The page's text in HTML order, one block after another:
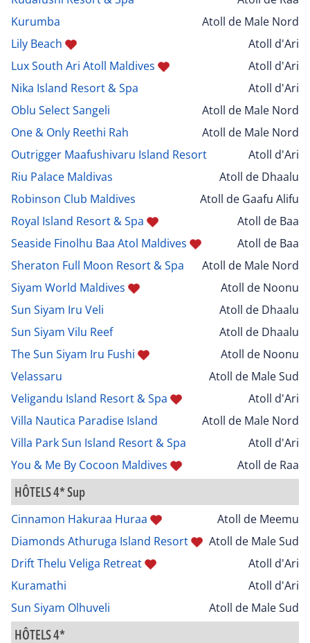
Kurumba
Atoll de Male Nord
Lily Beach
Atoll d'Ari
Lux South Ari Atoll Maldives
Atoll d'Ari
Nika Island Resort & Spa
Atoll d'Ari
Oblu Select Sangeli
Atoll de Male Nord
One & Only Reethi Rah
Atoll de Male Nord
Outrigger Maafushivaru Island Resort
Atoll d'Ari
Riu Palace Maldivas
Atoll de Dhaalu
Robinson Club Maldives
Atoll de Gaafu Alifu
Royal Island Resort & Spa
Atoll de Baa
Seaside Finolhu Baa Atol Maldives
Atoll de Baa
Sheraton Full Moon Resort & Spa
Atoll de Male Nord
Siyam World Maldives
Atoll de Noonu
Sun Siyam Iru Veli
Atoll de Dhaalu
Sun Siyam Vilu Reef
Atoll de Dhaalu
The Sun Siyam Iru Fushi
Atoll de Noonu
Velassaru
Atoll de Male Sud
Veligandu Island Resort & Spa
Atoll d'Ari
Villa Nautica Paradise Island
Atoll de Male Nord
Villa Park Sun Island Resort & Spa
Atoll d'Ari
You & Me By Cocoon Maldives
Atoll de Raa
HÔTELS 4* Sup
Cinnamon Hakuraa Huraa
Atoll de Meemu
Diamonds Athuruga Island Resort
Atoll de Male Sud
Drift Thelu Veliga Retreat
Atoll d'Ari
Kuramathi
Atoll d'Ari
Sun Siyam Olhuveli
Atoll de Male Sud
HÔTELS 4*